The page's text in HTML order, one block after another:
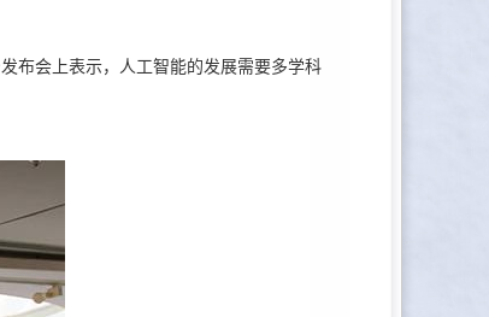
布会上表示，人工智能的发展需要多学科